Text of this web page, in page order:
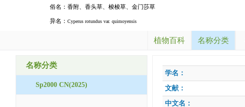
俗名： 香附、 香头草、 梭梭草、 金门莎草
异名： Cyperus rotundus var. quimoyensis
植物百科 名称分类
名称分类
Sp2000 CN(2025)
学名：
文献：
中文名：